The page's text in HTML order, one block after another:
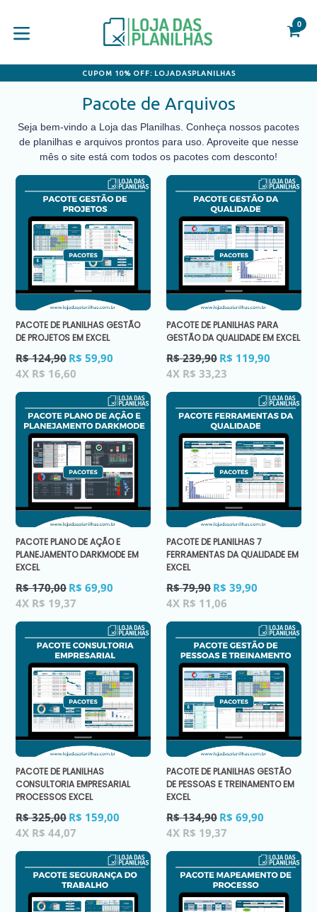
expandir/colapsar
0
CUPOM 10% OFF: LOJADASPLANILHAS
Pacote de Arquivos
Seja bem-vindo a Loja das Planilhas. Conheça nossos pacotes
de planilhas e arquivos prontos para uso. Aproveite que nesse
mês o site está com todos os pacotes com desconto!
PACOTE DE PLANILHAS GESTÃO
DE PROJETOS EM EXCEL
Preço
normal
R$ 124,90 R$ 59,90
4X R$ 16,60
PACOTE DE PLANILHAS PARA
GESTÃO DA QUALIDADE EM EXCEL
Preço
normal
R$ 239,90 R$ 119,90
4X R$ 33,23
PACOTE PLANO DE AÇÃO E
PLANEJAMENTO DARKMODE EM
EXCEL
Preço
normal
R$ 170,00 R$ 69,90
4X R$ 19,37
PACOTE DE PLANILHAS 7
FERRAMENTAS DA QUALIDADE EM
EXCEL
Preço
normal
R$ 79,90 R$ 39,90
4X R$ 11,06
PACOTE DE PLANILHAS
CONSULTORIA EMPRESARIAL
PROCESSOS EXCEL
Preço
normal
R$ 325,00 R$ 159,00
4X R$ 44,07
PACOTE DE PLANILHAS GESTÃO
DE PESSOAS E TREINAMENTO EM
EXCEL
Preço
normal
R$ 134,90 R$ 69,90
4X R$ 19,37